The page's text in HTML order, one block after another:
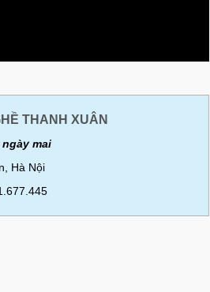
THANH XUÂN
mai
Hà Nội